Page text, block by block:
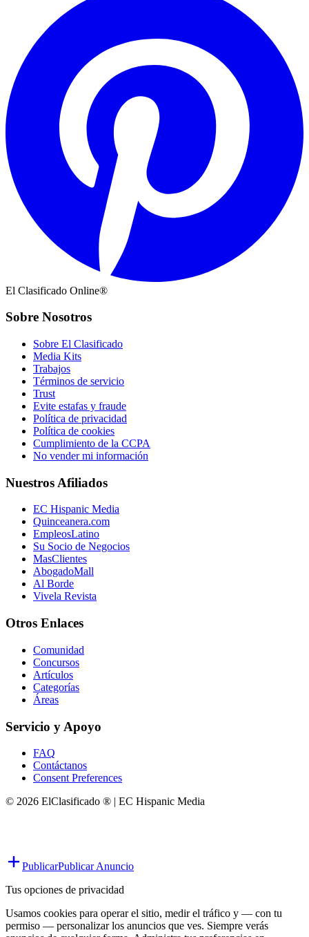
El Clasificado Online®
Sobre Nosotros
Sobre El Clasificado
Media Kits
Trabajos
Términos de servicio
Trust
Evite estafas y fraude
Política de privacidad
Política de cookies
Cumplimiento de la CCPA
No vender mi información
Nuestros Afiliados
EC Hispanic Media
Quinceanera.com
EmpleosLatino
Su Socio de Negocios
MasClientes
AbogadoMall
Al Borde
Vivela Revista
Otros Enlaces
Comunidad
Concursos
Artículos
Categorías
Áreas
Servicio y Apoyo
FAQ
Contáctanos
Consent Preferences
© 2026 ElClasificado ® | EC Hispanic Media
PublicarPublicar Anuncio
Tus opciones de privacidad
Usamos cookies para operar el sitio, medir el tráfico y — con tu
permiso — personalizar los anuncios que ves. Siempre verás